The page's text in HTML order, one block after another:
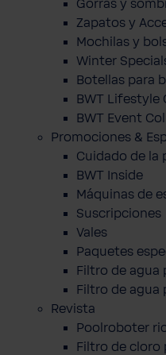
Gorras y
Zapatos y
Mochilas y
Winter
Botellas para
BWT Lifestyle
BWT Event
Promociones &
Cuidado de la
BWT Inside
Máquinas de
Suscripciones
Vales
Paquetes
Filtro de agua
Filtro de agua
Revista
Poolroboter
Filtro de cloro